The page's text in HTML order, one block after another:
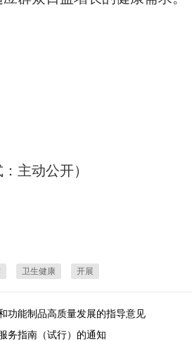
主动公开）
卫生健康 开展
功能制品高质量发展的指导意见
务指南（试行）的通知